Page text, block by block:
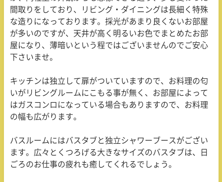
間取りをしており、リビング・ダイニングは長細く特殊
な造りになっております。採光があまり良くないお部屋
が多いのですが、天井が高く明るいお色でまとめたお部
屋になり、薄暗いという程ではございませんのでご安心
下さいませ。
キッチンは独立して扉がついていますので、お料理の匂
いがリビングルームにこもる事が無く、お部屋によって
はガスコンロになっている場合もありますので、お料理
の幅も広がります。
バスルームにはバスタブと独立シャワーブースがござい
ます。広々とくつろげる大きなサイズのバスタブは、日
ごろのお仕事の疲れも癒してくれるでしょう。